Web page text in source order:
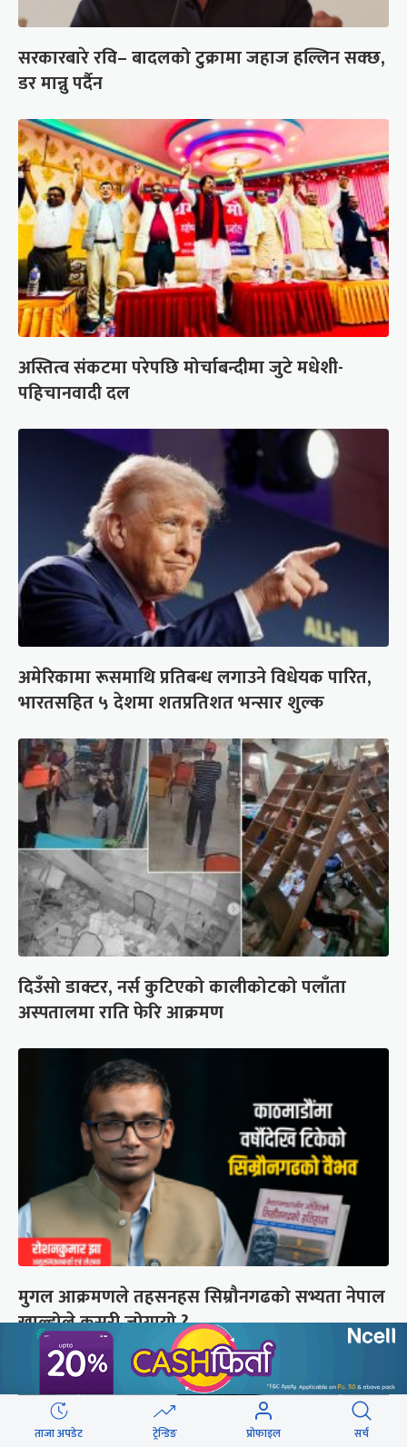
सरकारबारे रवि– बादलको टुक्रामा जहाज हल्लिन सक्छ,
डर मान्नु पर्दैन
अस्तित्व संकटमा परेपछि मोर्चाबन्दीमा जुटे मधेशी-
पहिचानवादी दल
अमेरिकामा रूसमाथि प्रतिबन्ध लगाउने विधेयक पारित,
भारतसहित ५ देशमा शतप्रतिशत भन्सार शुल्क
दिउँसो डाक्टर, नर्स कुटिएको कालीकोटको पलाँता
अस्पतालमा राति फेरि आक्रमण
मुगल आक्रमणले तहसनहस सिम्रौनगढको सभ्यता नेपाल
खाल्डोले कसरी जोगायो ?
ताजा अपडेट ट्रेन्डिङ प्रोफाइल सर्च